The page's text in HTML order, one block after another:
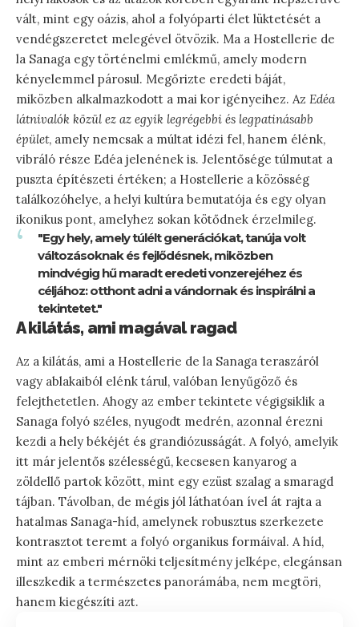
vált, mint egy oázis, ahol a folyóparti élet lüktetését a
vendégszeretet melegével ötvözik. Ma a Hostellerie de
la Sanaga egy történelmi emlékmű, amely modern
kényelemmel párosul. Megőrizte eredeti báját,
miközben alkalmazkodott a mai kor igényeihez. Az Edéa
látnivalók közül ez az egyik legrégebbi és legpatinásabb
épület, amely nemcsak a múltat idézi fel, hanem élénk,
vibráló része Edéa jelenének is. Jelentősége túlmutat a
puszta építészeti értéken; a Hostellerie a közösség
találkozóhelye, a helyi kultúra bemutatója és egy olyan
ikonikus pont, amelyhez sokan kötődnek érzelmileg.
"Egy hely, amely túlélt generációkat, tanúja volt
változásoknak és fejlődésnek, miközben
mindvégig hű maradt eredeti vonzerejéhez és
céljához: otthont adni a vándornak és inspirálni a
tekintetet."
A kilátás, ami magával ragad
Az a kilátás, ami a Hostellerie de la Sanaga teraszáról
vagy ablakaiból elénk tárul, valóban lenyűgöző és
felejthetetlen. Ahogy az ember tekintete végigsiklik a
Sanaga folyó széles, nyugodt medrén, azonnal érezni
kezdi a hely békéjét és grandiózusságát. A folyó, amelyik
itt már jelentős szélességű, kecsesen kanyarog a
zöldellő partok között, mint egy ezüst szalag a smaragd
tájban. Távolban, de mégis jól láthatóan ível át rajta a
hatalmas Sanaga-híd, amelynek robusztus szerkezete
kontrasztot teremt a folyó organikus formáival. A híd,
mint az emberi mérnöki teljesítmény jelképe, elegánsan
illeszkedik a természetes panorámába, nem megtöri,
hanem kiegészíti azt.